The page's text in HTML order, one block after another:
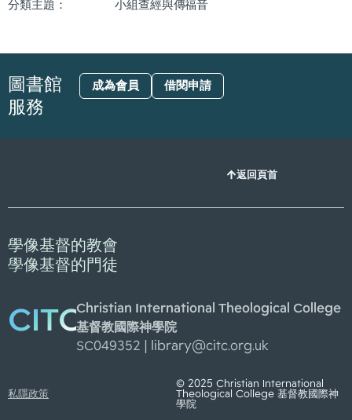
分類主題：
小組查經與傳福音
圖書館
服務
成為會員 借閱申請
返回頁首
學像基督的教會
學像基督的門徒
CITCChristian International Theological College
基督教國際神學院
SC049352 |
library@citc.org.uk
私隱政策
© 2025 Christian International
Theological College 基督教國際神
學院